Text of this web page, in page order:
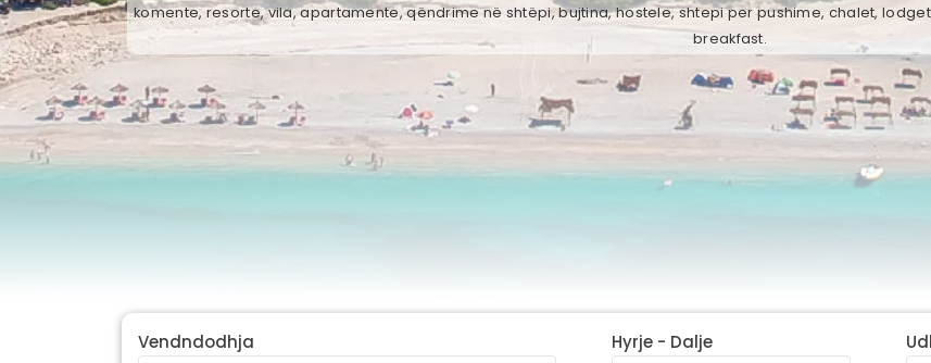
komente, resorte, vila, apartamente, qëndrime në shtëpi, bujtina, hostele, shtepi per pushime, chalet,
breakfast.
Vendndodhja Hyrje - Dalje